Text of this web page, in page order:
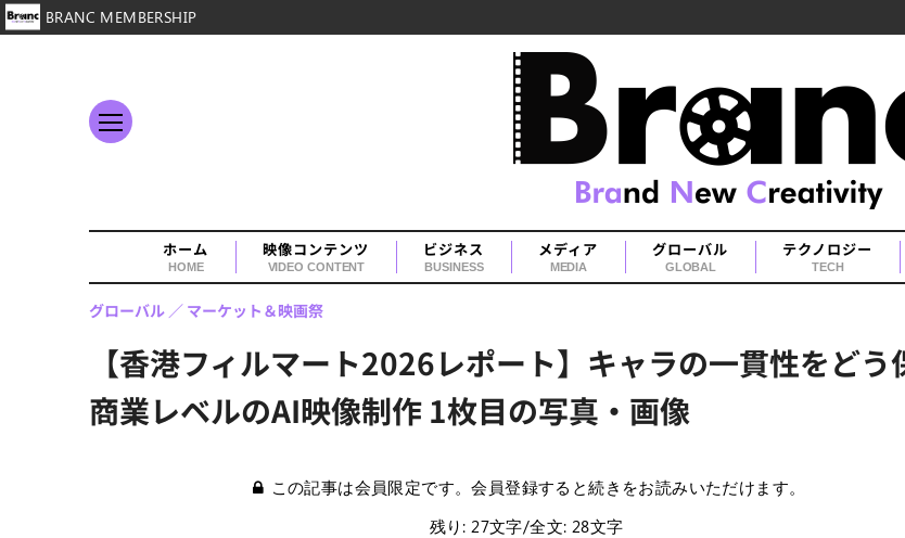
ホーム
HOME
映像コンテンツ
VIDEO CONTENT
ビジネス
BUSINESS
メディア
MEDIA
グローバル
GLOBAL
テクノロジー
TECH
【香港フィルマート2026レポート】キャラの一貫性をど
商業レベルのAI映像制作 1枚目の写真・画像
グローバル マーケット＆映画祭
この記事は会員限定です。会員登録すると続きをお読みいただけます。
残り: 27文字/全文: 28文字
BRANC MEMBERSHIP